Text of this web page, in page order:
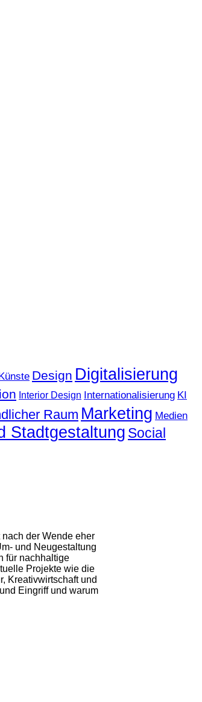
Design Digitalisierung
Interior Design Internationalisierung KI
Raum Marketing Medien
Stadtgestaltung Social
der Wende eher
und Neugestaltung
für nachhaltige
Projekte wie die
Kreativwirtschaft und
Eingriff und warum